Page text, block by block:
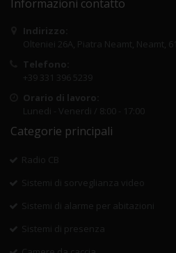
Informazioni contatto
Indirizzo:
Olteniei 26A, Piatra Neamt, Neamt,
Telefono:
+39 331 396 5239
Orario di lavoro:
Lunedi - Venerdi / 8:00 - 17:00
Categorie principali
Radio CB
Sistemi di sorveglianza video
Sistemi di alarme per abitazioni
Sistemi di presenza